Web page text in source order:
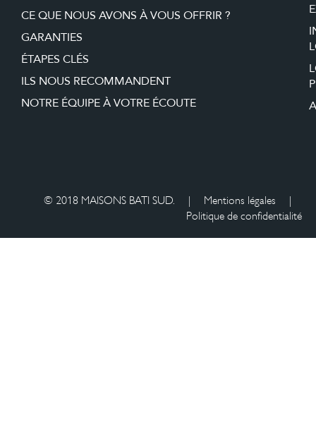
CE QUE NOUS AVONS À VOUS OFFRIR ?
GARANTIES
ÉTAPES CLÉS
ILS NOUS RECOMMANDENT
NOTRE ÉQUIPE À VOTRE ÉCOUTE
© 2018 MAISONS BATI SUD. | Mentions légales
|
Politique de confidentialité